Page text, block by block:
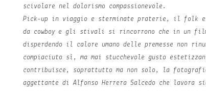
scivolare nel dolorismo compassionevole.
Pick-up in viaggio e sterminate praterie, il
da cowboy e gli stivali si rincorrono che in un
disperdendo il calore umano delle premesse non
compiaciuto sì, ma mai stucchevole gusto
contribuisce, soprattutto ma non solo, la
aggettante di Alfonso Herrera Salcedo che lavora